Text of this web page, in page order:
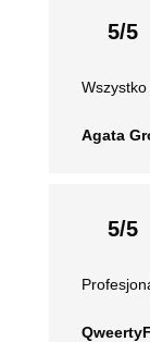
5/5
Agata
5/5